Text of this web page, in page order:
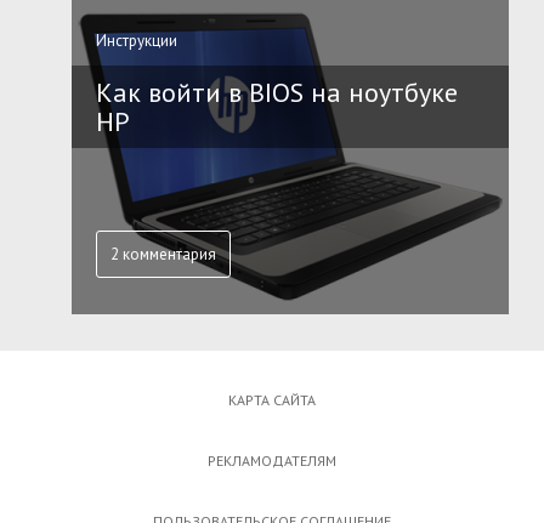
Инструкции
Как войти в BIOS на ноутбуке
HP
2 комментария
КАРТА САЙТА
РЕКЛАМОДАТЕЛЯМ